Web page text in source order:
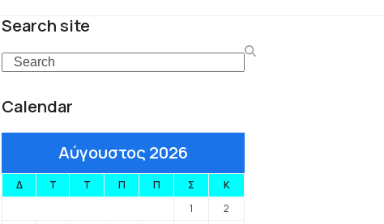
Search site
Search
Calendar
Αύγουστος 2026
Δ Τ Τ Π Π Σ
Κ
1
2